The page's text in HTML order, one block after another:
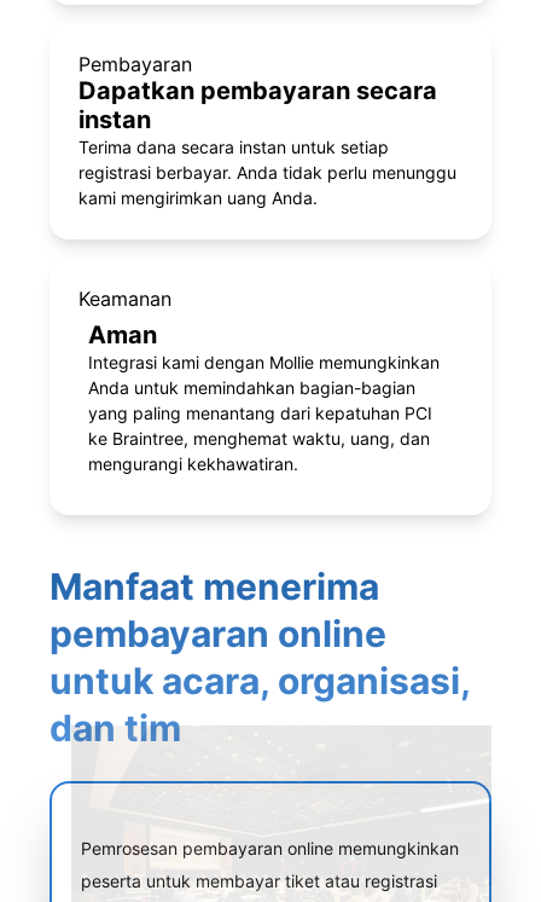
Pembayaran
Dapatkan pembayaran secara
instan
Terima dana secara instan untuk setiap
registrasi berbayar. Anda tidak perlu menunggu
kami mengirimkan uang Anda.
Keamanan
Aman
Integrasi kami dengan Mollie memungkinkan
Anda untuk memindahkan bagian-bagian
yang paling menantang dari kepatuhan PCI
ke Braintree, menghemat waktu, uang, dan
mengurangi kekhawatiran.
Manfaat menerima
pembayaran online
untuk acara, organisasi,
dan tim
Pemrosesan pembayaran online memungkinkan
peserta untuk membayar tiket atau registrasi